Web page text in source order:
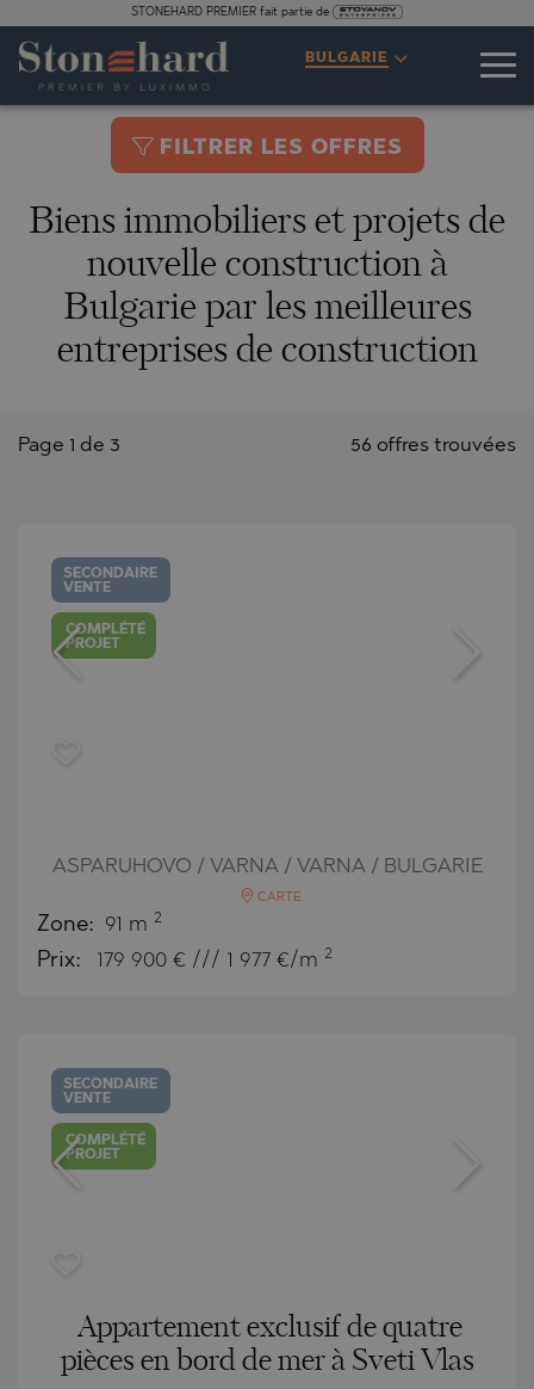
STONEHARD PREMIER fait partie de
BULGARIE
FILTRER LES OFFRES
Biens immobiliers et projets de
nouvelle construction à
Bulgarie par les meilleures
entreprises de construction
56 offres trouvées
Page 1 de 3
SECONDAIRE
VENTE
COMPLÉTÉ
PROJET
ASPARUHOVO / VARNA / VARNA / BULGARIE
CARTE
Zone: 91 m 2
Prix: 179 900 € /// 1 977 €/m 2
SECONDAIRE
VENTE
COMPLÉTÉ
PROJET
Appartement exclusif de quatre
pièces en bord de mer à Sveti Vlas